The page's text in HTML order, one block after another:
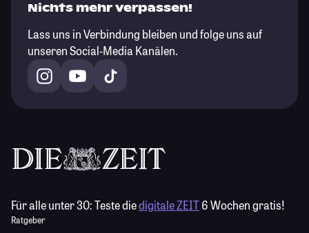
Nichts mehr verpassen!
Lass uns in Verbindung bleiben und folge uns auf
unseren Social-Media Kanälen.
Für alle unter 30:Teste diedigitale ZEIT6 Wochen gratis!
Ratgeber